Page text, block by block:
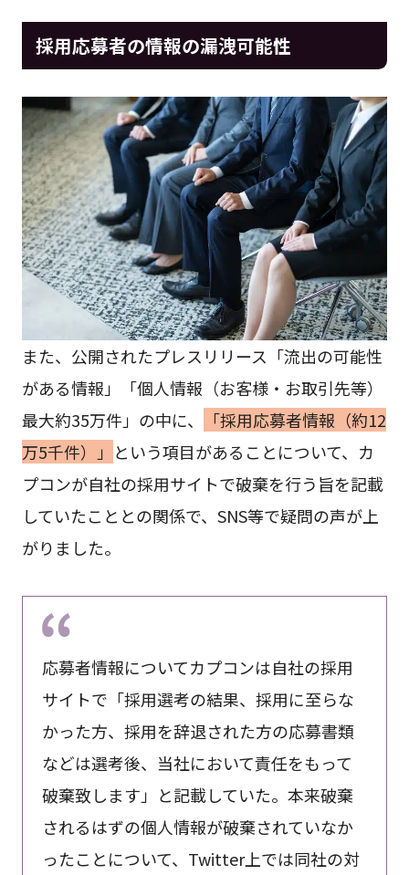
採用応募者の情報の漏洩可能性
また、公開されたプレスリリース「流出の可能性
がある情報」「個人情報（お客様・お取引先等）
最大約35万件」の中に、
「採用応募者情報（約12
万5千件）」 という項目があることについて、カ
プコンが自社の採用サイトで破棄を行う旨を記載
していたこととの関係で、SNS等で疑問の声が上
がりました。
応募者情報についてカプコンは自社の採用
サイトで「採用選考の結果、採用に至らな
かった方、採用を辞退された方の応募書類
などは選考後、当社において責任をもって
破棄致します」と記載していた。本来破棄
されるはずの個人情報が破棄されていなか
ったことについて、Twitter上では同社の対